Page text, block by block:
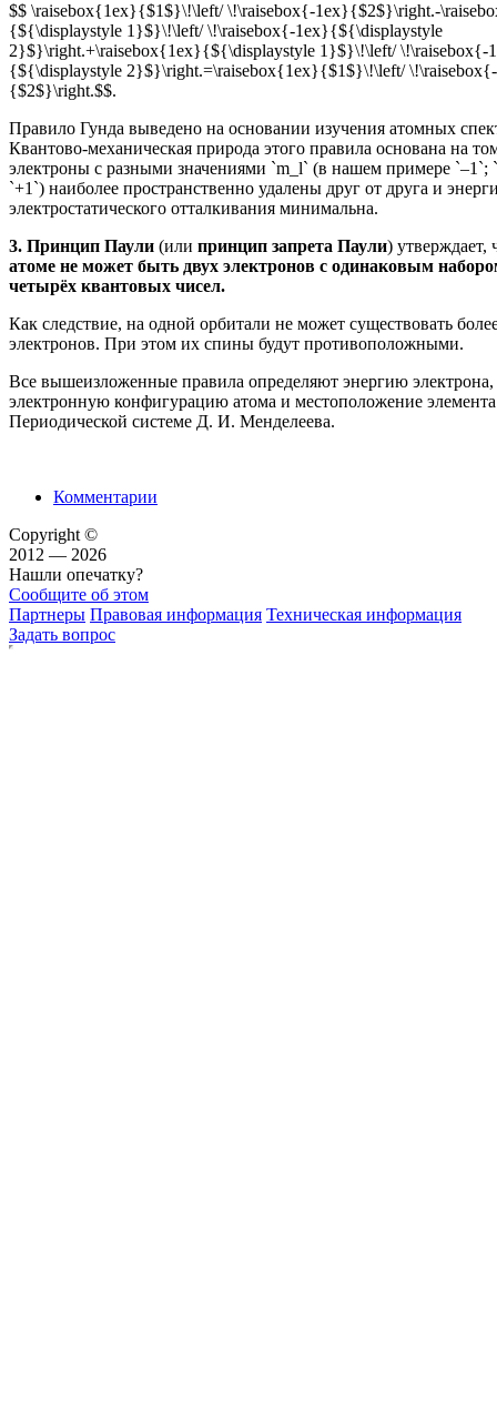
$$ \raisebox{1ex}{$1$}\!\left/ \!\raisebox{-1ex}{$2$}\right.-
{${\displaystyle 1}$}\!\left/ \!\raisebox{-1ex}{${\displaystyle
2}$}\right.+\raisebox{1ex}{${\displaystyle 1}$}\!\left/ \!\raisebox{-
{${\displaystyle 2}$}\right.=\raisebox{1ex}{$1$}\!\left/
{$2$}\right.$$.
Правило Гунда выведено на основании изучения атомных
Квантово-механическая природа этого правила основана на
электроны с разными значениями `m_l` (в нашем примере `–1`;
`+1`) наиболее пространственно удалены друг от друга и
электростатического отталкивания минимальна.
3. Принцип Паули (или принцип запрета Паули) утверждает,
атоме не может быть двух электронов с одинаковым
четырёх квантовых чисел.
Как следствие, на одной орбитали не может существовать
электронов. При этом их спины будут противоположными.
Все вышеизложенные правила определяют энергию электрона,
электронную конфигурацию атома и местоположение
Периодической системе Д. И. Менделеева.
Комментарии
Copyright ©
2012 — 2026
Нашли опечатку?
Сообщите об этом
Партнеры Правовая информация Техническая информация
Задать вопрос